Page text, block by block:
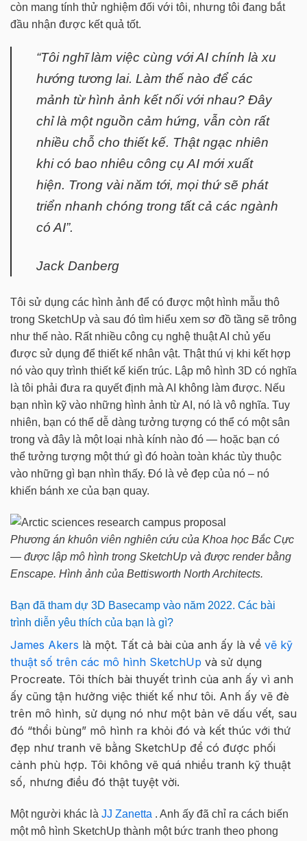
còn mang tính thử nghiệm đối với tôi, nhưng tôi đang bắt
đầu nhận được kết quả tốt.
“Tôi nghĩ làm việc cùng với AI chính là xu
hướng tương lai. Làm thế nào để các
mảnh từ hình ảnh kết nối với nhau? Đây
chỉ là một nguồn cảm hứng, vẫn còn rất
nhiều chỗ cho thiết kế. Thật ngạc nhiên
khi có bao nhiêu công cụ AI mới xuất
hiện. Trong vài năm tới, mọi thứ sẽ phát
triển nhanh chóng trong tất cả các ngành
có AI”.
Jack Danberg
Tôi sử dụng các hình ảnh để có được một hình mẫu thô
trong SketchUp và sau đó tìm hiểu xem sơ đồ tầng sẽ trông
như thế nào. Rất nhiều công cụ nghệ thuật AI chủ yếu
được sử dụng để thiết kế nhân vật. Thật thú vị khi kết hợp
nó vào quy trình thiết kế kiến trúc. Lập mô hình 3D có nghĩa
là tôi phải đưa ra quyết định mà AI không làm được. Nếu
bạn nhìn kỹ vào những hình ảnh từ AI, nó là vô nghĩa. Tuy
nhiên, bạn có thể dễ dàng tưởng tượng có thể có một sân
trong và đây là một loại nhà kính nào đó — hoặc bạn có
thể tưởng tượng một thứ gì đó hoàn toàn khác tùy thuộc
vào những gì bạn nhìn thấy. Đó là vẻ đẹp của nó – nó
khiến bánh xe của bạn quay.
Phương án khuôn viên nghiên cứu của Khoa học Bắc Cực
— được lập mô hình trong SketchUp và được render bằng
Enscape. Hình ảnh của Bettisworth North Architects.
Bạn đã tham dự 3D Basecamp vào năm 2022. Các bài
trình diễn yêu thích của bạn là gì?
James Akers là một. Tất cả bài của anh ấy là về vẽ kỹ
thuật số trên các mô hình SketchUp và sử dụng
Procreate. Tôi thích bài thuyết trình của anh ấy vì anh
ấy cũng tận hưởng việc thiết kế như tôi. Anh ấy vẽ đè
trên mô hình, sử dụng nó như một bản vẽ dấu vết, sau
đó “thổi bùng” mô hình ra khỏi đó và kết thúc với thứ
đẹp như tranh vẽ bằng SketchUp để có được phối
cảnh phù hợp. Tôi không vẽ quá nhiều tranh kỹ thuật
số, nhưng điều đó thật tuyệt vời.
Một người khác là JJ Zanetta . Anh ấy đã chỉ ra cách biến
một mô hình SketchUp thành một bức tranh theo phong